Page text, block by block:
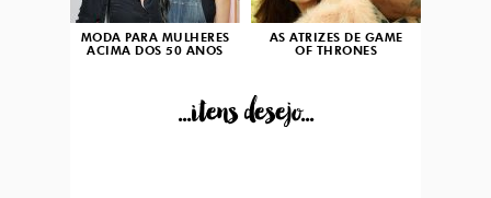
MODA PARA MULHERES
ACIMA DOS 50 ANOS
AS ATRIZES DE GAME
OF THRONES
...itens desejo...